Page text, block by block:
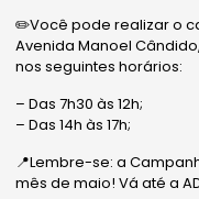
✏️Você pode realizar o
Avenida Manoel
nos seguintes horários:
– Das 7h30 às 12h;
– Das 14h às 17h;
📍Lembre-se: a
mês de maio! Vá até a